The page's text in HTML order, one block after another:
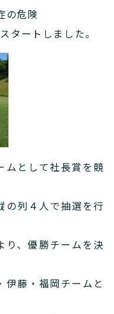
の危険
タートしました。
ムとして社長賞を競
の列４人で抽選を行
り、優勝チームを決
藤・福岡チームと